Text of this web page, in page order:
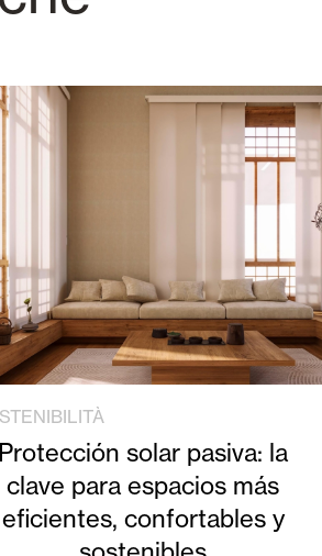
Protección solar pasiva: la
clave para espacios más
eficientes, confortables y